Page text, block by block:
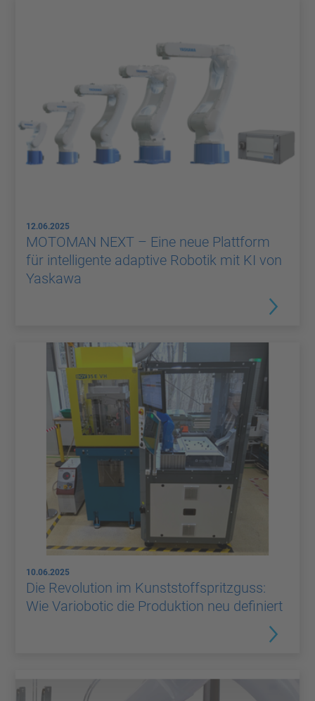
12.06.2025
MOTOMAN NEXT – Eine neue Plattform
für intelligente adaptive Robotik mit KI von
Yaskawa
10.06.2025
Die Revolution im Kunststoffspritzguss:
Wie Variobotic die Produktion neu definiert